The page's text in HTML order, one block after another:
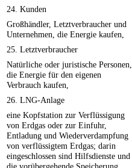
24. Kunden
Großhändler, Letztverbraucher und
Unternehmen, die Energie kaufen,
25. Letztverbraucher
Natürliche oder juristische Personen,
die Energie für den eigenen
Verbrauch kaufen,
26. LNG-Anlage
eine Kopfstation zur Verflüssigung
von Erdgas oder zur Einfuhr,
Entladung und Wiederverdampfung
von verflüssigtem Erdgas; darin
eingeschlossen sind Hilfsdienste und